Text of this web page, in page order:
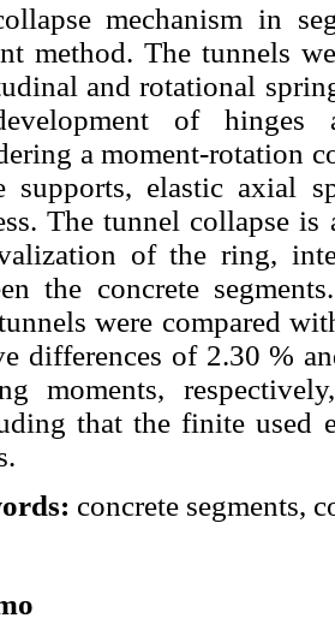
mechanism in
method. The tunnels
and rotational
of hinges
a moment-rotation
supports, elastic axial
The tunnel collapse is
of the ring,
the concrete
were compared
differences of 2.30 %
moments,
that the finite used
concrete segments,